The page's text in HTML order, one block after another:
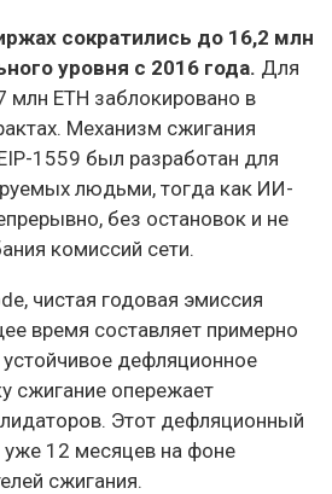
сократились до 16,2 млн
уровня с 2016 года. Для
млн ETH заблокировано в
Механизм сжигания
1559 был разработан для
людьми, тогда как ИИ-
без остановок и не
комиссий сети.
чистая годовая эмиссия
время составляет примерно
устойчивое дефляционное
сжигание опережает
Этот дефляционный
уже 12 месяцев на фоне
сжигания.